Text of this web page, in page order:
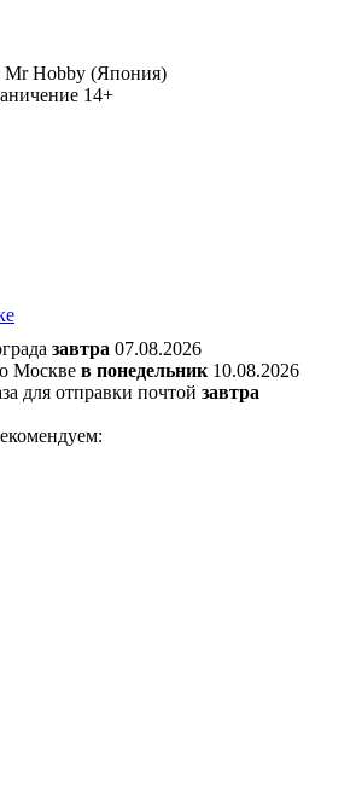
Mr Hobby (Япония)
14+
завтра 07.08.2026
Москве в понедельник 10.08.2026
для отправки почтой завтра